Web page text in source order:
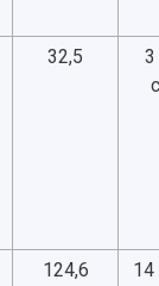
32,5
3
124,6
14